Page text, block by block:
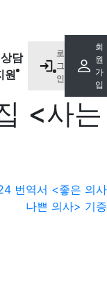
담
원
로
그
인
회
원
가
입
<사는
번역서 <좋은 의사
나쁜 의사> 기증